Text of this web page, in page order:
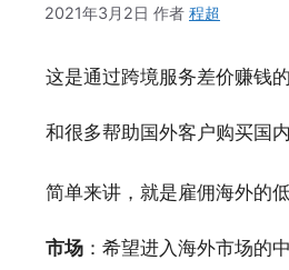
2021年3月2日 作者 程超
这是通过跨境服务差价赚钱
和很多帮助国外客户购买国
简单来讲，就是雇佣海外的
市场 ：希望进入海外市场的